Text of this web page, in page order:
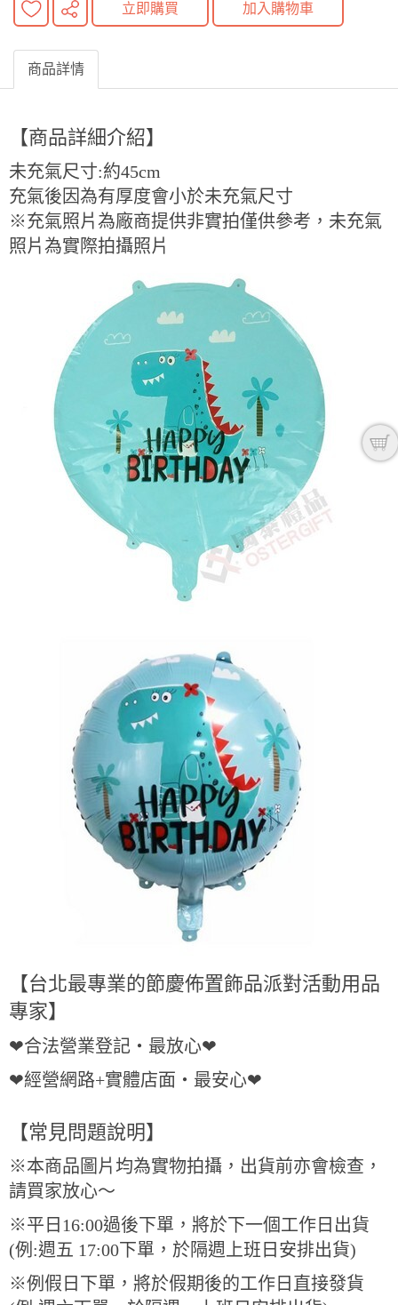
立即購買 加入購物車
商品詳情
【商品詳細介紹】
未充氣尺寸:約45cm
充氣後因為有厚度會小於未充氣尺寸
※充氣照片為廠商提供非實拍僅供參考，未充氣
照片為實際拍攝照片
【台北最專業的節慶佈置飾品派對活動用品
專家】
❤合法營業登記・最放心❤
❤經營網路+實體店面・最安心❤
【常見問題說明】
※本商品圖片均為實物拍攝，出貨前亦會檢查，
請買家放心～
※平日 16:00過後下單，將於下一個工作日出貨
(例:週五 17:00下單，於隔週上班日安排出貨)
※例假日下單，將於假期後的工作日直接發貨